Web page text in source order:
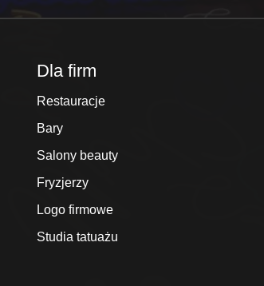
Dla firm
Restauracje
Bary
Salony beauty
Fryzjerzy
Logo firmowe
Studia tatuażu